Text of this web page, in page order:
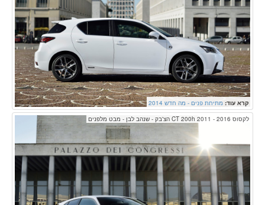
קרא עוד: מתיחת פנים - מה חדש 2014
לקסוס CT 200h 2011 - 2016 הצ'בק - שנהב לבן - מבט מלפנים